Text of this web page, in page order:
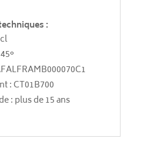
:
: CT01B700
: plus de 15 ans